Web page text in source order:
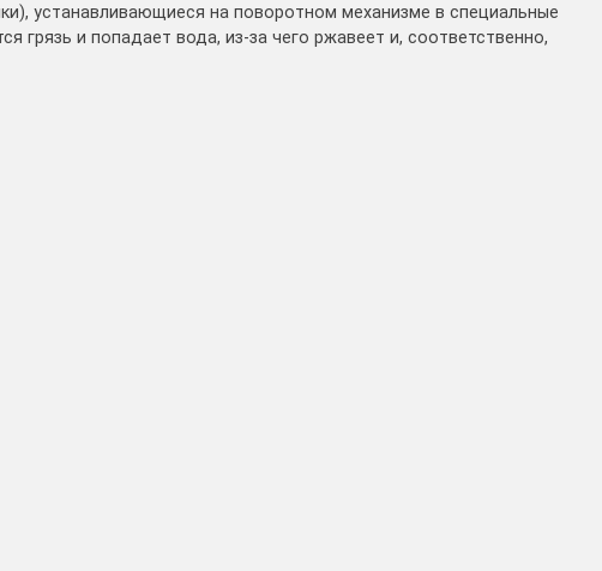
устанавливающиеся на поворотном механизме в специальные
грязь и попадает вода, из-за чего ржавеет и, соответственно,